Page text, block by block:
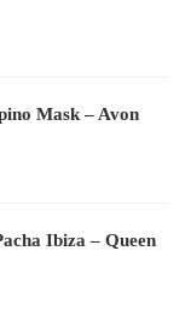
Mask – Avon
Ibiza – Queen